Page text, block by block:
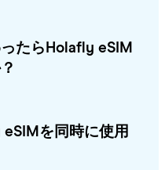
たらHolafly eSIM
を同時に使用